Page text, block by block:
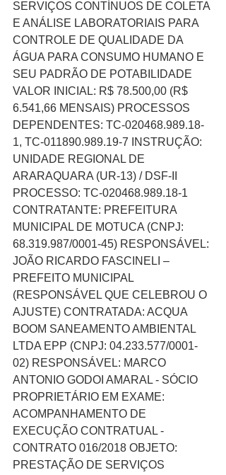
SERVIÇOS CONTÍNUOS DE COLETA
E ANÁLISE LABORATORIAIS PARA
CONTROLE DE QUALIDADE DA
ÁGUA PARA CONSUMO HUMANO E
SEU PADRÃO DE POTABILIDADE
VALOR INICIAL: R$ 78.500,00 (R$
6.541,66 MENSAIS) PROCESSOS
DEPENDENTES: TC-020468.989.18-
1, TC-011890.989.19-7 INSTRUÇÃO:
UNIDADE REGIONAL DE
ARARAQUARA (UR-13) / DSF-II
PROCESSO: TC-020468.989.18-1
CONTRATANTE: PREFEITURA
MUNICIPAL DE MOTUCA (CNPJ:
68.319.987/0001-45) RESPONSÁVEL:
JOÃO RICARDO FASCINELI –
PREFEITO MUNICIPAL
(RESPONSÁVEL QUE CELEBROU O
AJUSTE) CONTRATADA: ACQUA
BOOM SANEAMENTO AMBIENTAL
LTDA EPP (CNPJ: 04.233.577/0001-
02) RESPONSÁVEL: MARCO
ANTONIO GODOI AMARAL - SÓCIO
PROPRIETÁRIO EM EXAME:
ACOMPANHAMENTO DE
EXECUÇÃO CONTRATUAL -
CONTRATO 016/2018 OBJETO:
PRESTAÇÃO DE SERVIÇOS